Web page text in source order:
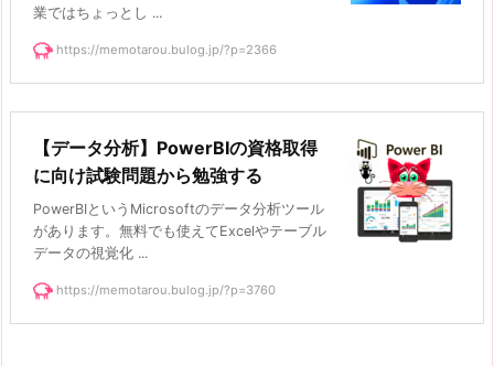
業ではちょっとし ...
https://memotarou.bulog.jp/?p=2366
【データ分析】PowerBIの資格取得
に向け試験問題から勉強する
PowerBIというMicrosoftのデータ分析ツール
があります。無料でも使えてExcelやテーブル
データの視覚化 ...
https://memotarou.bulog.jp/?p=3760